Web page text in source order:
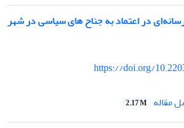
در اعتماد به جناح های سیاسی در شهر
https://doi.org/
مقاله 2.17 M